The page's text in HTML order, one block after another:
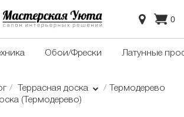
0
Обои/Фрески Латунные
Террасная доска
Термодерево
(Термодерево)